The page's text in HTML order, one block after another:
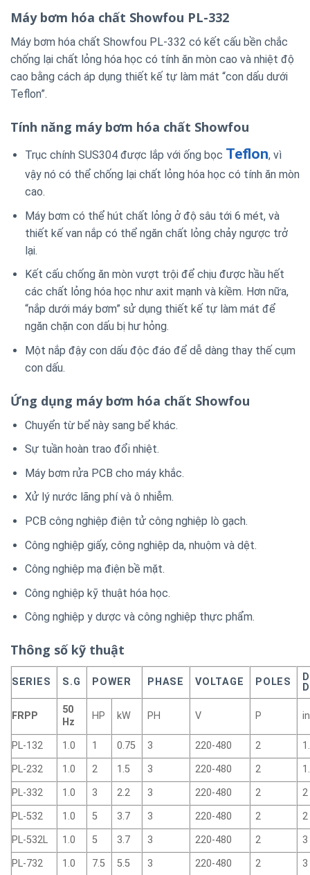
Máy bơm hóa chất Showfou PL-332
Máy bơm hóa chất Showfou PL-332 có kết cấu bền chắc
chống lại chất lỏng hóa học có tính ăn mòn cao và nhiệt độ
cao bằng cách áp dụng thiết kế tự làm mát “con dấu dưới
Teflon”.
Tính năng máy bơm hóa chất Showfou
Trục chính SUS304 được lắp với ống bọc Teflon, vì
vậy nó có thể chống lại chất lỏng hóa học có tính ăn mòn
cao.
Máy bơm có thể hút chất lỏng ở độ sâu tới 6 mét, và
thiết kế van nắp có thể ngăn chất lỏng chảy ngược trở
lại.
Kết cấu chống ăn mòn vượt trội để chịu được hầu hết
các chất lỏng hóa học như axit mạnh và kiềm. Hơn nữa,
“nắp dưới máy bơm” sử dụng thiết kế tự làm mát để
ngăn chặn con dấu bị hư hỏng.
Một nắp đậy con dấu độc đáo để dễ dàng thay thế cụm
con dấu.
Ứng dụng máy bơm hóa chất Showfou
Chuyển từ bể này sang bể khác.
Sự tuần hoàn trao đổi nhiệt.
Máy bơm rửa PCB cho máy khắc.
Xử lý nước lãng phí và ô nhiễm.
PCB công nghiệp điện tử công nghiệp lò gạch.
Công nghiệp giấy, công nghiệp da, nhuộm và dệt.
Công nghiệp mạ điện bề mặt.
Công nghiệp kỹ thuật hóa học.
Công nghiệp y dược và công nghiệp thực phẩm.
Thông số kỹ thuật
SERIES S.G POWER PHASE VOLTAGE POLES
FRPP
50
Hz
HP kW PH V P
PL-132 1.0 1 0.75 3 220-480 2
PL-232
1.0 2 1.5 3 220-480 2
PL-332
1.0 3 2.2 3 220-480 2
2
PL-532
1.0 5 3.7 3 220-480 2
2
PL-532L
1.0 5 3.7 3 220-480 2
3
PL-732
1.0 7.5 5.5 3 220-480 2 3